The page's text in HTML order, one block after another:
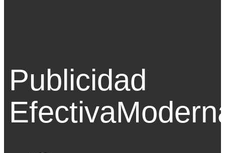
Publicidad
Efectiva